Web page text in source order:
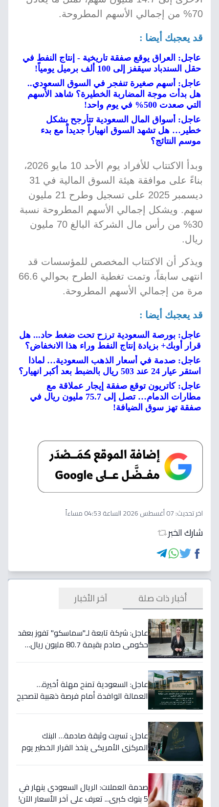
70% من إجمالي الأسهم المطروحة.
قد يعجبك أيضا :
عاجل: العراق يوقع صفقة تاريخية - إنتاج النفط في
حقل السندباد سيقفز إلى 100 ألف برميل يومياً!
عاجل: أسهم صغيرة تنفجر في السوق السعودي..
هل بدأت موجة المضاربة الخطيرة؟ شاهد الأسهم
التي صعدت 500% في يوم واحد!
عاجل: أسواق المال السعودية تتأرجح بشكل
خطير… هل تشهد السوق انهياراً جديداً مع بدء
موسم النتائج؟
وبدأ الاكتتاب للأفراد يوم الأحد 10 مايو 2026،
بناءً على موافقة هيئة السوق المالية في 31
ديسمبر 2025 على تسجيل وطرح 21 مليون
سهم. ويشكل إجمالي الأسهم المطروحة نسبة
30% من رأس مال الشركة البالغ 70 مليون
ريال.
ويذكر أن الاكتتاب المخصص للمؤسسات قد
انتهى سابقاً، وتمت تغطية الطرح بحوالي 66.6
مرة من إجمالي الأسهم المطروحة.
قد يعجبك أيضا :
عاجل: بورصة السعودية ترزح تحت ضغط حاد... هل
قرار أوبك+ بزيادة إنتاج النفط وراء هذا الانخفاض؟
عاجل: صدمة في أسعار الذهب السعودية… لماذا
استقر عيار 24 عند 503 ريال بالضبط بعد أكبر انهيار؟
عاجل: كاتريون توقع صفقة إيجار عملاقة مع
مطارات الدمام… تصل إلى 75.7 مليون ريال في
صفقة تهز سوق الضيافة!
اخر تحديث:07 أغسطس 2026 الساعة 04:53 مساءاً
شارك الخبر
أخبار ذات صلة آخر الأخبار
عاجل: شركة تابعة لـ"سماسكو" تفوز بعقد
حكومي صادم بقيمة 80.7 مليون ريال…
عاجل: السعودية تمنح مهلة أخيرة…
العمالة الوافدة أمام فرصة ذهبية لتصحيح
عاجل: تسربت وثيقة صادمة… البنك
المركزي الأمريكي يتخذ القرار الخطير يوم
صدمة العملات: الريال السعودي ينهار في
5 بنوك كبرى... تعرف على آخر الأسعار الآن!